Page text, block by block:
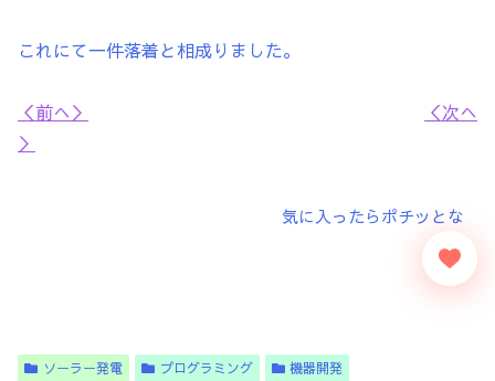
これにて一件落着と相成りました。
＜前へ＞
＜次へ
＞
ソーラー発電 プログラミング 機器開発